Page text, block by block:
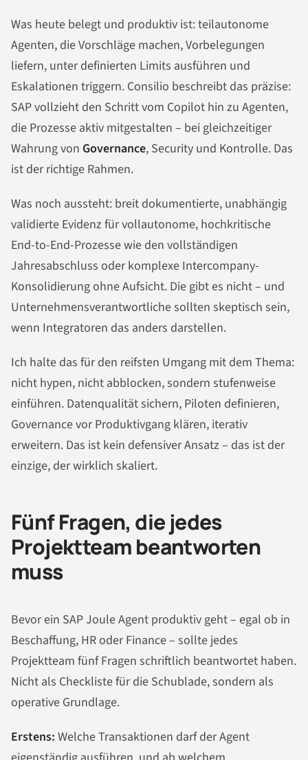
Was heute belegt und produktiv ist: teilautonome
Agenten, die Vorschläge machen, Vorbelegungen
liefern, unter definierten Limits ausführen und
Eskalationen triggern. Consilio beschreibt das präzise:
SAP vollzieht den Schritt vom Copilot hin zu Agenten,
die Prozesse aktiv mitgestalten – bei gleichzeitiger
Wahrung von Governance, Security und Kontrolle. Das
ist der richtige Rahmen.
Was noch aussteht: breit dokumentierte, unabhängig
validierte Evidenz für vollautonome, hochkritische
End-to-End-Prozesse wie den vollständigen
Jahresabschluss oder komplexe Intercompany-
Konsolidierung ohne Aufsicht. Die gibt es nicht – und
Unternehmensverantwortliche sollten skeptisch sein,
wenn Integratoren das anders darstellen.
Ich halte das für den reifsten Umgang mit dem Thema:
nicht hypen, nicht abblocken, sondern stufenweise
einführen. Datenqualität sichern, Piloten definieren,
Governance vor Produktivgang klären, iterativ
erweitern. Das ist kein defensiver Ansatz – das ist der
einzige, der wirklich skaliert.
Fünf Fragen, die jedes
Projektteam beantworten
muss
Bevor ein SAP Joule Agent produktiv geht – egal ob in
Beschaffung, HR oder Finance – sollte jedes
Projektteam fünf Fragen schriftlich beantwortet haben.
Nicht als Checkliste für die Schublade, sondern als
operative Grundlage.
Erstens: Welche Transaktionen darf der Agent